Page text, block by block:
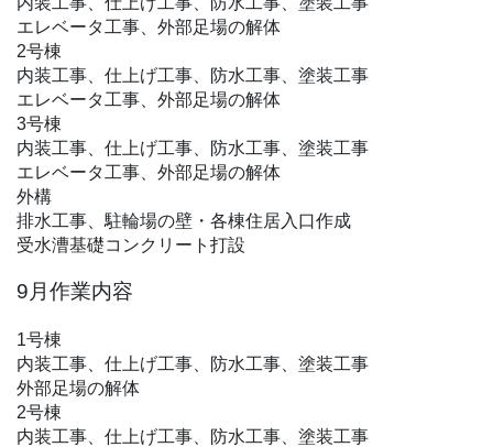
エレベータ工事、外部足場の解体
2号棟
内装工事、仕上げ工事、防水工事、塗装工事
エレベータ工事、外部足場の解体
3号棟
内装工事、仕上げ工事、防水工事、塗装工事
エレベータ工事、外部足場の解体
外構
排水工事、駐輪場の壁・各棟住居入口作成
受水漕基礎コンクリート打設
9月作業内容
1号棟
内装工事、仕上げ工事、防水工事、塗装工事
外部足場の解体
2号棟
内装工事、仕上げ工事、防水工事、塗装工事